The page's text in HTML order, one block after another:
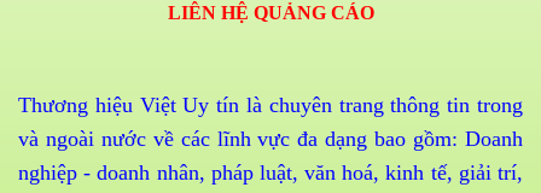
LIÊN HỆ QUẢNG CÁO
Thương hiệu Việt Uy tín là chuyên trang thông tin trong
và ngoài nước về các lĩnh vực đa dạng bao gồm: Doanh
nghiệp - doanh nhân, pháp luật, văn hoá, kinh tế, giải trí,